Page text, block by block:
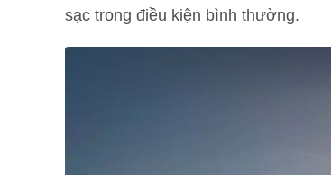
sạc trong điều kiện bình thường.